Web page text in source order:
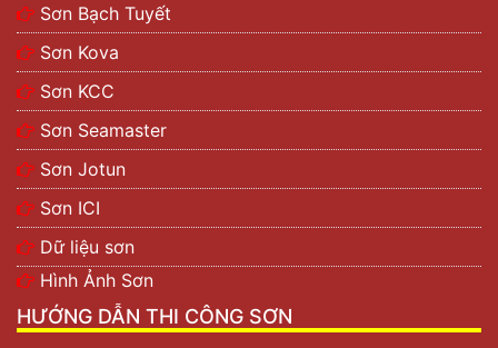
Sơn Bạch Tuyết
Sơn Kova
Sơn KCC
Sơn Seamaster
Sơn Jotun
Sơn ICI
Dữ liệu sơn
Hình Ảnh Sơn
HƯỚNG DẪN THI CÔNG SƠN